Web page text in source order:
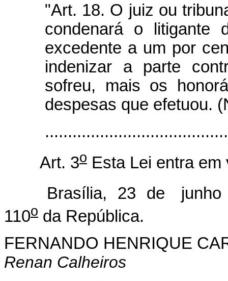
"Art. 18. O juiz ou
condenará o litigante
excedente a um por
indenizar a parte
sofreu, mais os
despesas que efetuou.
Art. 3o Esta Lei entra
Brasília, 23 de junho
110o da República.
FERNANDO HENRIQUE
Renan Calheiros